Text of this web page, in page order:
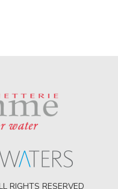
RIGHTS RESERVED